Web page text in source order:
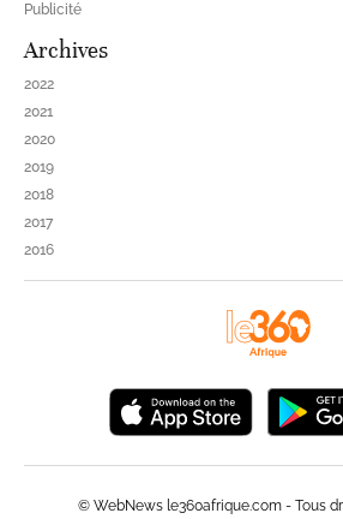
Publicité
Archives
2022
2021
2020
2019
2018
2017
2016
© WebNews le360afrique.com - Tous